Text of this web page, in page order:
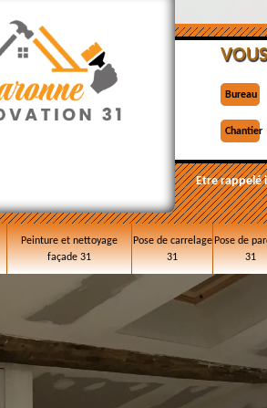
Bureau
Chantier
Etre
Peinture et nettoyage
façade 31
Pose de carrelage
31
Pose de
31